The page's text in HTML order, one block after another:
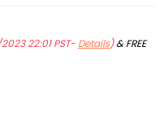
22:01 PST- Details)&FREE